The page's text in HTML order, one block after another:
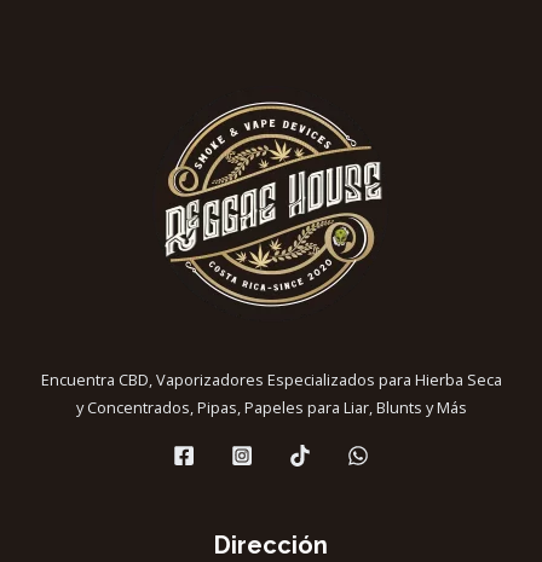
Encuentra CBD, Vaporizadores Especializados para Hierba Seca
y Concentrados, Pipas, Papeles para Liar, Blunts y Más
Dirección